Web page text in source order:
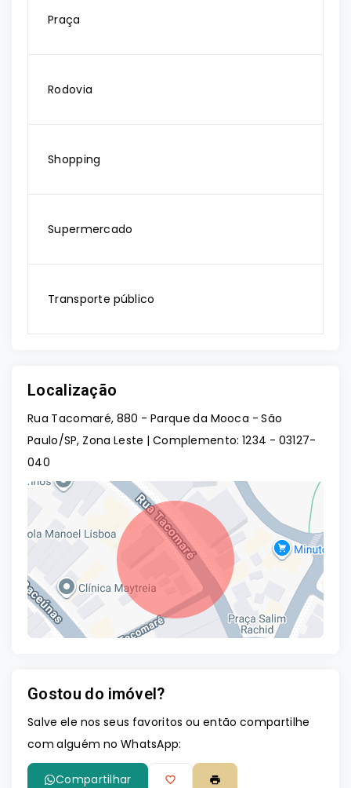
Praça
Rodovia
Shopping
Supermercado
Transporte público
Localização
Rua Tacomaré, 880 - Parque da Mooca - São
Paulo/SP, Zona Leste | Complemento: 1234 - 03127-
040
Gostou do imóvel?
Salve ele nos seus favoritos ou então compartilhe
com alguém no WhatsApp:
Compartilhar